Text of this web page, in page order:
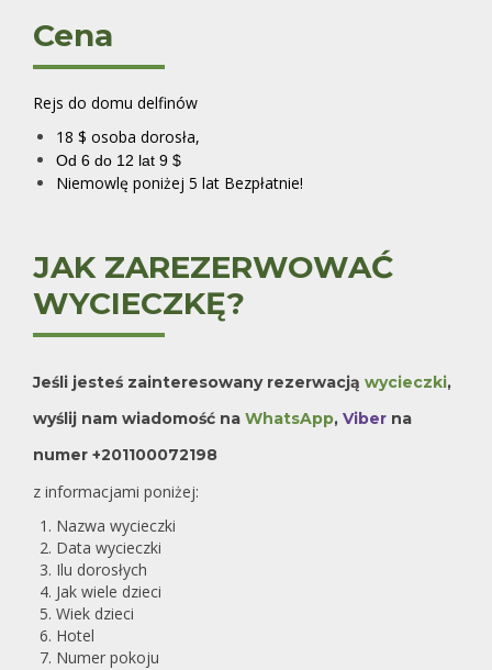
Cena
Rejs do domu delfinów
18 $ osoba dorosła,
Od 6 do 12 lat 9 $
Niemowlę poniżej 5 lat Bezpłatnie!
JAK ZAREZERWOWAĆ
WYCIECZKĘ?
Jeśli jesteś zainteresowany rezerwacją wycieczki,
wyślij nam wiadomość na WhatsApp, Viber na
numer +201100072198
z informacjami poniżej:
Nazwa wycieczki
Data wycieczki
Ilu dorosłych
Jak wiele dzieci
Wiek dzieci
Hotel
Numer pokoju